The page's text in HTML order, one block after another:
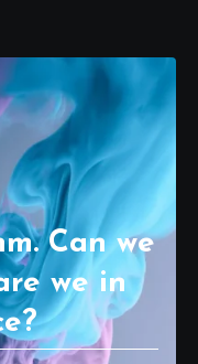
Can we
we in